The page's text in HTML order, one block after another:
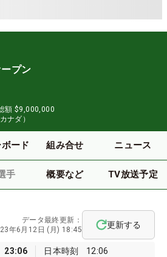
プン
額 $9,000,000
ナダ）
ード 組み合せ ニュース
手 概要など TV放送予定
23:06 日本時刻 12:06
データ最終更新：
年6月12日 (月) 18:45
更新する